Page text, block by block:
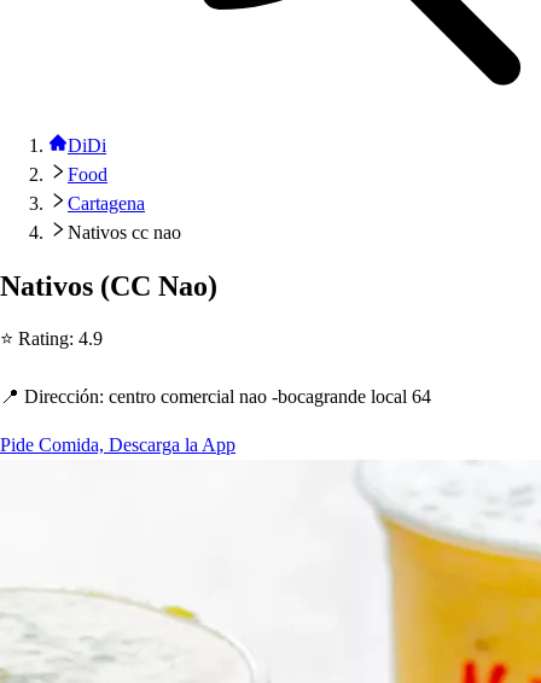
DiDi
Food
Cartagena
Nativos cc nao
Nativos (CC Nao)
⭐ Rating: 4.9
📍 Dirección: centro comercial nao -bocagrande local 64
Pide Comida, Descarga la App